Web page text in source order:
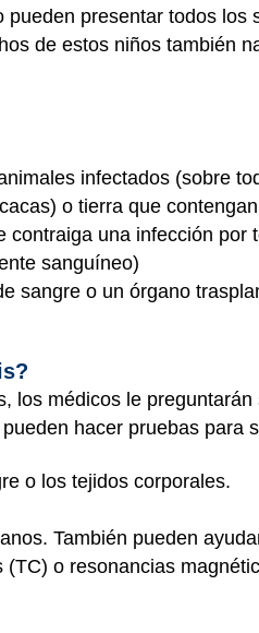
presentar todos
de estos niños también
infectados (sobre
o tierra que
una infección
sanguíneo)
sangre o un órgano
los médicos le
hacer pruebas para
o los tejidos corporales.
También pueden
o resonancias